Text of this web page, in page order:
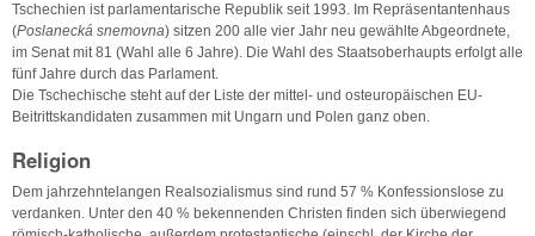
Tschechien ist parlamentarische Republik seit 1993. Im Repräsentantenhaus
(Poslanecká snemovna) sitzen 200 alle vier Jahr neu gewählte Abgeordnete,
im Senat mit 81 (Wahl alle 6 Jahre). Die Wahl des Staatsoberhaupts erfolgt alle
fünf Jahre durch das Parlament.
Die Tschechische steht auf der Liste der mittel- und osteuropäischen EU-
Beitrittskandidaten zusammen mit Ungarn und Polen ganz oben.
Religion
Dem jahrzehntelangen Realsozialismus sind rund 57 % Konfessionslose zu
verdanken. Unter den 40 % bekennenden Christen finden sich überwiegend